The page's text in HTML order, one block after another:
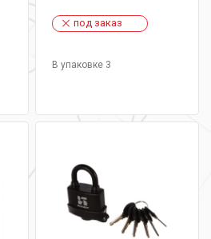
под заказ
В упаковке 3